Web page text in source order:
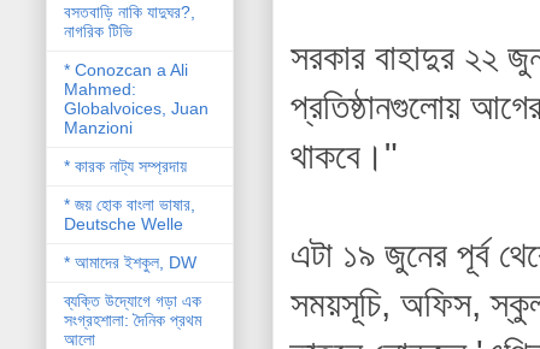
সরকার বাহাদুর ২২
প্রতিষ্ঠানগুলোয়
থাকবে।"
এটা ১৯ জুনের পূর্ব
সময়সূচি, অফিস,
বসতবাড়ি নাকি যাদুঘর?,
নাগরিক টিভি
* Conozcan a Ali
Mahmed:
Globalvoices, Juan
Manzioni
* কারক নাট্য সম্প্রদায়
* জয় হোক বাংলা ভাষার,
Deutsche Welle
* আমাদের ইশকুল, DW
ব্যক্তি উদ্যোগে গড়া এক
সংগ্রহশালা: দৈনিক প্রথম
আলো